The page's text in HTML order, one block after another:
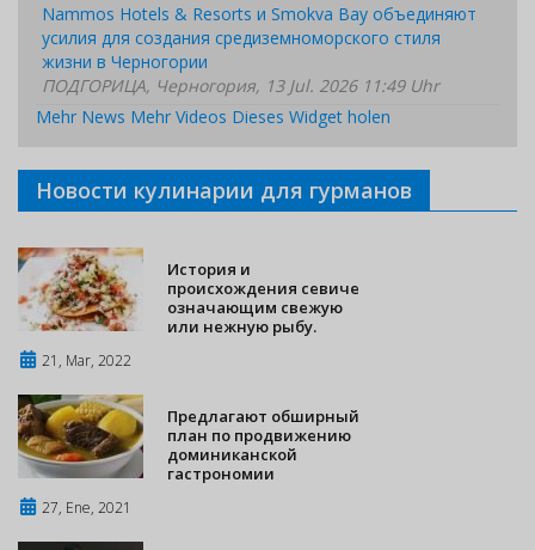
Nammos Hotels & Resorts и Smokva Bay объединяют
усилия для создания средиземноморского стиля
жизни в Черногории
ПОДГОРИЦА, Черногория, 13 Jul. 2026 11:49 Uhr
Mehr News Mehr Videos Dieses Widget holen
Новости кулинарии для гурманов
История и
происхождения севиче
означающим свежую
или нежную рыбу.
21, Mar, 2022
Предлагают обширный
план по продвижению
доминиканской
гастрономии
27, Ene, 2021